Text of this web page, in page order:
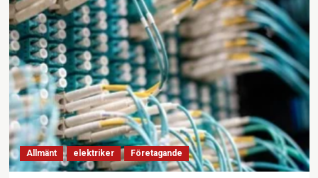
vid
anställning
Allmänt elektriker Företagande